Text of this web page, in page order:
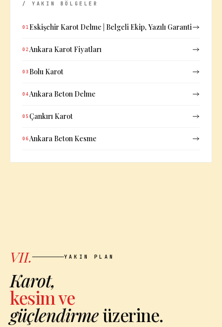
/ YAKIN BÖLGELER
01 Eskişehir Karot Delme | Belgeli Ekip, Yazılı Garanti
02 Ankara Karot Fiyatları
03 Bolu Karot
04 Ankara Beton Delme
05 Çankırı Karot
06 Ankara Beton Kesme
VII. YAKIN PLAN
Karot,
kesim ve
güçlendirmeüzerine.